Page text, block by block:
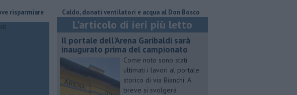
Caldo, donati ventilatori e acqua al Don Bosco Un reperto pisano riferimento
L'articolo di ieri più letto
Il portale dell'Arena Garibaldi sarà
inaugurato prima del campionato
Come noto sono stati
ultimati i lavori al portale
storico di via Bianchi. A
breve si svolgerà